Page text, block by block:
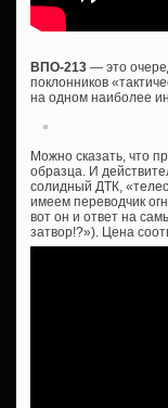
ВПО-213 — это
поклонников
на одном наиболее
Можно сказать, что
образца. И
солидный ДТК,
имеем переводчик
вот он и ответ на
затвор!?»). Цена